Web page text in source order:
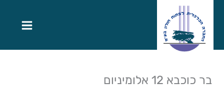
בר כוכבא 12 אלומיניום